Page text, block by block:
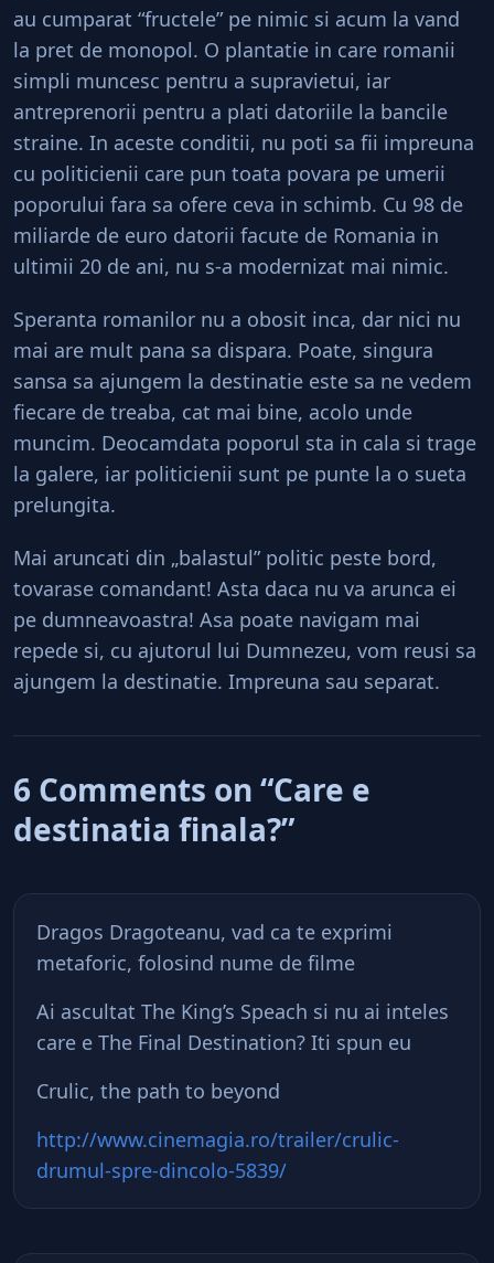
au cumparat “fructele” pe nimic si acum la vand
la pret de monopol. O plantatie in care romanii
simpli muncesc pentru a supravietui, iar
antreprenorii pentru a plati datoriile la bancile
straine. In aceste conditii, nu poti sa fii impreuna
cu politicienii care pun toata povara pe umerii
poporului fara sa ofere ceva in schimb. Cu 98 de
miliarde de euro datorii facute de Romania in
ultimii 20 de ani, nu s-a modernizat mai nimic.
Speranta romanilor nu a obosit inca, dar nici nu
mai are mult pana sa dispara. Poate, singura
sansa sa ajungem la destinatie este sa ne vedem
fiecare de treaba, cat mai bine, acolo unde
muncim. Deocamdata poporul sta in cala si trage
la galere, iar politicienii sunt pe punte la o sueta
prelungita.
Mai aruncati din „balastul” politic peste bord,
tovarase comandant! Asta daca nu va arunca ei
pe dumneavoastra! Asa poate navigam mai
repede si, cu ajutorul lui Dumnezeu, vom reusi sa
ajungem la destinatie. Impreuna sau separat.
6 Comments on “Care e
destinatia finala?”
Dragos Dragoteanu, vad ca te exprimi
metaforic, folosind nume de filme
Ai ascultat The King’s Speach si nu ai inteles
care e The Final Destination? Iti spun eu
Crulic, the path to beyond
http://www.cinemagia.ro/trailer/crulic-
drumul-spre-dincolo-5839/